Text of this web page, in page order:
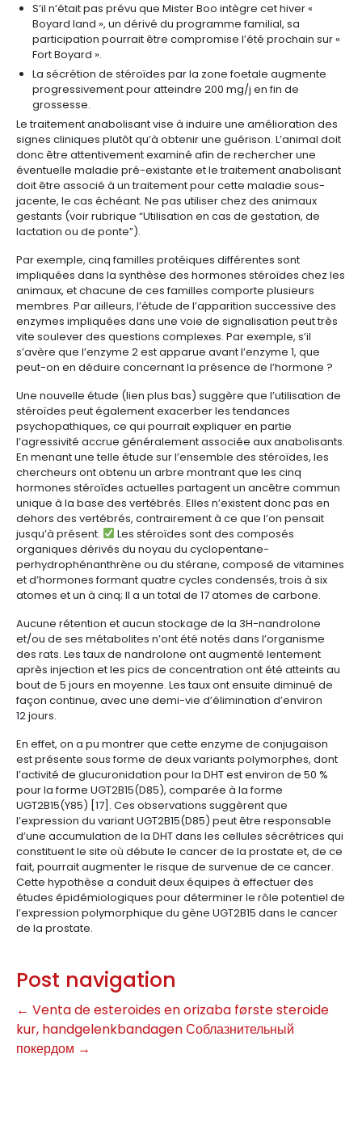
S’il n’était pas prévu que Mister Boo intègre cet hiver «
Boyard land », un dérivé du programme familial, sa
participation pourrait être compromise l’été prochain sur «
Fort Boyard ».
La sécrétion de stéroïdes par la zone foetale augmente
progressivement pour atteindre 200 mg/j en fin de
grossesse.
Le traitement anabolisant vise à induire une amélioration des
signes cliniques plutôt qu’à obtenir une guérison. L’animal doit
donc être attentivement examiné afin de rechercher une
éventuelle maladie pré-existante et le traitement anabolisant
doit être associé à un traitement pour cette maladie sous-
jacente, le cas échéant. Ne pas utiliser chez des animaux
gestants (voir rubrique “Utilisation en cas de gestation, de
lactation ou de ponte”).
Par exemple, cinq familles protéiques différentes sont
impliquées dans la synthèse des hormones stéroïdes chez les
animaux, et chacune de ces familles comporte plusieurs
membres. Par ailleurs, l’étude de l’apparition successive des
enzymes impliquées dans une voie de signalisation peut très
vite soulever des questions complexes. Par exemple, s’il
s’avère que l’enzyme 2 est apparue avant l’enzyme 1, que
peut-on en déduire concernant la présence de l’hormone ?
Une nouvelle étude (lien plus bas) suggère que l’utilisation de
stéroïdes peut également exacerber les tendances
psychopathiques, ce qui pourrait expliquer en partie
l’agressivité accrue généralement associée aux anabolisants.
En menant une telle étude sur l’ensemble des stéroïdes, les
chercheurs ont obtenu un arbre montrant que les cinq
hormones stéroïdes actuelles partagent un ancêtre commun
unique à la base des vertébrés. Elles n’existent donc pas en
dehors des vertébrés, contrairement à ce que l’on pensait
jusqu’à présent.
Les stéroïdes sont des composés
organiques dérivés du noyau du cyclopentane-
perhydrophénanthrène ou du stérane, composé de vitamines
et d’hormones formant quatre cycles condensés, trois à six
atomes et un à cinq; Il a un total de 17 atomes de carbone.
Aucune rétention et aucun stockage de la 3H-nandrolone
et/ou de ses métabolites n’ont été notés dans l’organisme
des rats. Les taux de nandrolone ont augmenté lentement
après injection et les pics de concentration ont été atteints au
bout de 5 jours en moyenne. Les taux ont ensuite diminué de
façon continue, avec une demi-vie d’élimination d’environ
12 jours.
En effet, on a pu montrer que cette enzyme de conjugaison
est présente sous forme de deux variants polymorphes, dont
l’activité de glucuronidation pour la DHT est environ de 50 %
pour la forme UGT2B15(D85), comparée à la forme
UGT2B15(Y85) [17]. Ces observations suggèrent que
l’expression du variant UGT2B15(D85) peut être responsable
d’une accumulation de la DHT dans les cellules sécrétrices qui
constituent le site où débute le cancer de la prostate et, de ce
fait, pourrait augmenter le risque de survenue de ce cancer.
Cette hypothèse a conduit deux équipes à effectuer des
études épidémiologiques pour déterminer le rôle potentiel de
l’expression polymorphique du gène UGT2B15 dans le cancer
de la prostate.
Post navigation
← Venta de esteroides en orizaba første steroide
kur, handgelenkbandagenСоблазнительный
покердом →